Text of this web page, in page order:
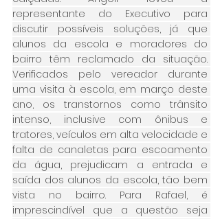
representante do Executivo para
discutir possíveis soluções, já que
alunos da escola e moradores do
bairro têm reclamado da situação.
Verificados pelo vereador durante
uma visita à escola, em março deste
ano, os transtornos como trânsito
intenso, inclusive com ônibus e
tratores, veículos em alta velocidade e
falta de canaletas para escoamento
da água, prejudicam a entrada e
saída dos alunos da escola, tão bem
vista no bairro. Para Rafael, é
imprescindível que a questão seja